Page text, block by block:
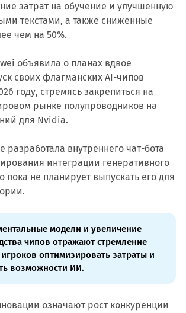
затрат на обучение и улучшенную
текстами, а также сниженные
чем на 50%.
объявила о планах вдвое
своих флагманских AI-чипов
году, стремясь закрепиться на
рынке полупроводников на
для Nvidia.
разработала внутреннего чат-бота
интеграции генеративного
пока не планирует выпускать его для
модели и увеличение
чипов отражают стремление
оптимизировать затраты и
возможности ИИ.
означают рост конкуренции